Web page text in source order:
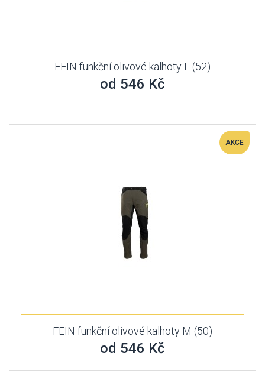
FEIN funkční olivové kalhoty L (52)
od 546 Kč
AKCE
FEIN funkční olivové kalhoty M (50)
od 546 Kč